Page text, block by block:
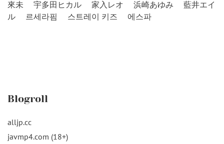
來未
宇多田ヒカル 家入レオ 浜崎あゆみ
藍井エイ
ル
르세라핌 스트레이 키즈 에스파
Blogroll
alljp.cc
javmp4.com (18+)